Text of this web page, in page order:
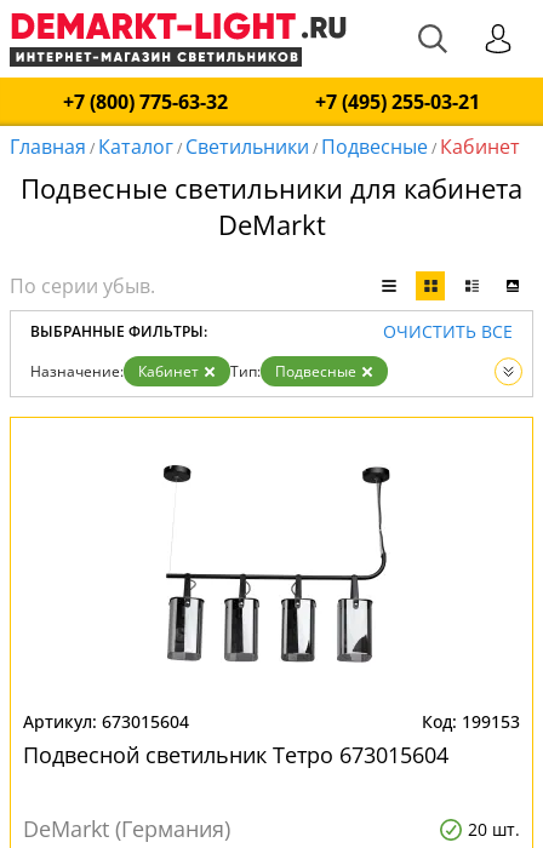
+7 (800) 775-63-32
+7 (495) 255-03-21
Главная / Каталог/ Светильники / Подвесные/ Кабинет
Подвесные светильники для кабинета
DeMarkt
ВЫБРАННЫЕ ФИЛЬТРЫ: ОЧИСТИТЬ ВСЕ
Назначение: Кабинет Тип:
Подвесные
Вид:
Светильники
673015604 199153
Подвесной светильник Тетро 673015604
DeMarkt (Германия) 20 шт.